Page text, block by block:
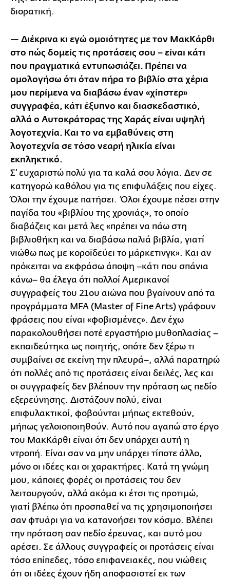
διορατική.
— Διέκρινα κι εγώ ομοιότητες με τον ΜακΚάρθι
στο πώς δομείς τις προτάσεις σου – είναι κάτι
που πραγματικά εντυπωσιάζει. Πρέπει να
ομολογήσω ότι όταν πήρα το βιβλίο στα χέρια
μου περίμενα να διαβάσω έναν «χίπστερ»
συγγραφέα, κάτι έξυπνο και διασκεδαστικό,
αλλά ο Αυτοκράτορας της Χαράς είναι υψηλή
λογοτεχνία. Και το να εμβαθύνεις στη
λογοτεχνία σε τόσο νεαρή ηλικία είναι
εκπληκτικό.
Σ’ ευχαριστώ πολύ για τα καλά σου λόγια. Δεν σε
κατηγορώ καθόλου για τις επιφυλάξεις που είχες.
Όλοι την έχουμε πατήσει. Όλοι έχουμε πέσει στην
παγίδα του «βιβλίου της χρονιάς», το οποίο
διαβάζεις και μετά λες «πρέπει να πάω στη
βιβλιοθήκη και να διαβάσω παλιά βιβλία, γιατί
νιώθω πως με κοροϊδεύει το μάρκετινγκ». Και αν
πρόκειται να εκφράσω άποψη –κάτι που σπάνια
κάνω– θα έλεγα ότι πολλοί Αμερικανοί
συγγραφείς του 21ου αιώνα που βγαίνουν από τα
προγράμματα MFA (Master of Fine Arts) γράφουν
φράσεις που είναι «φοβισμένες». Δεν έχω
παρακολουθήσει ποτέ εργαστήριο μυθοπλασίας –
εκπαιδεύτηκα ως ποιητής, οπότε δεν ξέρω τι
συμβαίνει σε εκείνη την πλευρά–, αλλά παρατηρώ
ότι πολλές από τις προτάσεις είναι δειλές, λες και
οι συγγραφείς δεν βλέπουν την πρόταση ως πεδίο
εξερεύνησης. Διστάζουν πολύ, είναι
επιφυλακτικοί, φοβούνται μήπως εκτεθούν,
μήπως γελοιοποιηθούν. Αυτό που αγαπώ στο έργο
του ΜακΚάρθι είναι ότι δεν υπάρχει αυτή η
ντροπή. Είναι σαν να μην υπάρχει τίποτε άλλο,
μόνο οι ιδέες και οι χαρακτήρες. Κατά τη γνώμη
μου, κάποιες φορές οι προτάσεις του δεν
λειτουργούν, αλλά ακόμα κι έτσι τις προτιμώ,
γιατί βλέπω ότι προσπαθεί να τις χρησιμοποιήσει
σαν φτυάρι για να κατανοήσει τον κόσμο. Βλέπει
την πρόταση σαν πεδίο έρευνας, και αυτό μου
αρέσει. Σε άλλους συγγραφείς οι προτάσεις είναι
τόσο επίπεδες, τόσο επιφανειακές, που νιώθεις
ότι οι ιδέες έχουν ήδη αποφασιστεί εκ των